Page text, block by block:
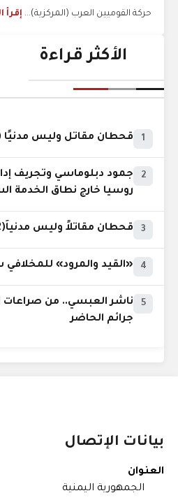
حركة القوميين العرب (المركزية)... إقرأ
الأكثر قراءة
1 قحطان مقاتل وليس مدنيًا (1-
2
جمود دبلوماسي وتجريف
روسيا خارج نطاق الخدمة
3 قحطان مقاتلاً وليس مدنياً(2-3)
4 «القيد والمرود»
5
ناشر العبسي.. من صراعات
جرائم الحاضر
بيانات الإتصال
العنوان
الجمهورية اليمنية